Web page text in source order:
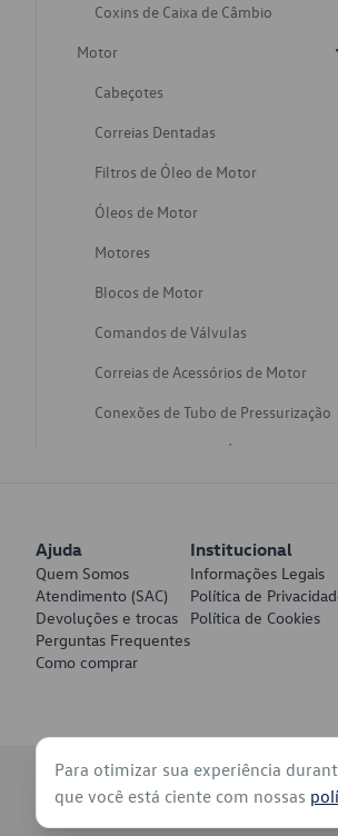
Coxins de Caixa de Câmbio
Motor
Cabeçotes
Correias Dentadas
Filtros de Óleo de Motor
Óleos de Motor
Motores
Blocos de Motor
Comandos de Válvulas
Correias de Acessórios de Motor
Conexões de Tubo de Pressurização
Varetas de Nivel de Óleo
Discos de Freio
Juntas de Bomba de Vácuo
Mangueiras de Vácuo de Servo
Pratos de Disco de Freio
Travas de Pastilha de Freio
Ajuda
Quem Somos
Atendimento (SAC)
Devoluções e trocas
Perguntas Frequentes
Como comprar
Institucional
Informações Legais
Política de
Política de Cookies
© 2026 - Volkswagen do Brasil - Todos os
Para otimizar sua experiência
que você está ciente com nossas